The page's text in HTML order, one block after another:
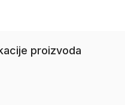
proizvoda